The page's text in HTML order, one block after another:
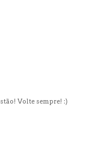
Volte sempre! :)